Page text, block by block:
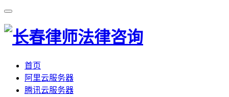
首页
阿里云服务器
腾讯云服务器